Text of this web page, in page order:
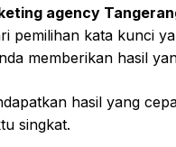
agency
pemilihan kata kunci
memberikan hasil
hasil yang
singkat.